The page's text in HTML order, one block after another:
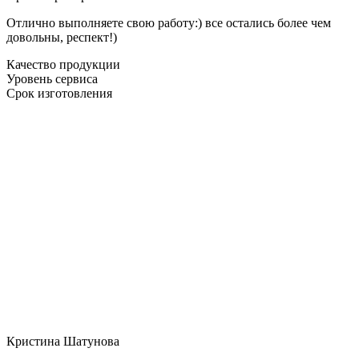
Отлично выполняете свою работу:) все остались более чем
довольны, респект!)
Качество продукции
Уровень сервиса
Срок изготовления
Кристина Шатунова